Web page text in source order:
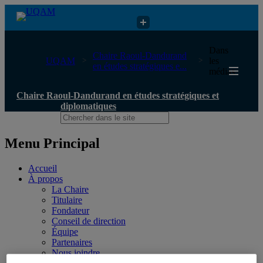
Chaire Raoul-Dandurand en études stratégiques et diplomatiques
UQAM
Chaire Raoul-Dandurand
en études stratégiques e...
Dans
les
médias
Chaire Raoul-Dandurand en études stratégiques et
diplomatiques
Menu Principal
Accueil
À propos
La Chaire
Titulaire
Fondateur
Conseil de direction
Équipe
Partenaires
Nous joindre